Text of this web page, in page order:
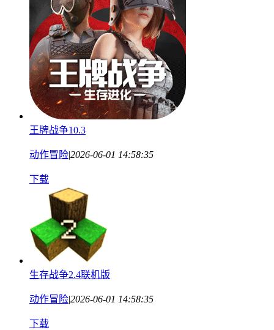
王牌战争10.3
动作冒险|2026-06-01 14:58:35
下载
生存战争2.4联机版
动作冒险|2026-06-01 14:58:35
下载